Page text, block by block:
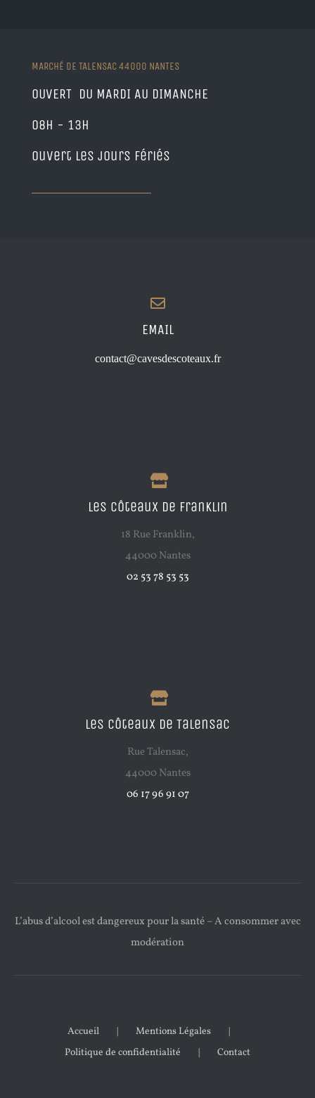
MARCHÉ DE TALENSAC 44000 NANTES
OUVERT DU MARDI AU DIMANCHE
08h - 13h
Ouvert les jours fériés
EMAIL
contact@cavesdescoteaux.fr
Les Côteaux de Franklin
18 Rue Franklin,
44000 Nantes
02 53 78 53 53
Les Côteaux de Talensac
Rue Talensac,
44000 Nantes
06 17 96 91 07
L’abus d’alcool est dangereux pour la santé – A consommer avec
modération
Accueil
Mentions Légales
Politique de confidentialité
Contact